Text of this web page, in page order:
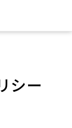
シー